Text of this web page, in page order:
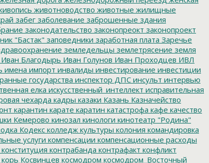
животноводство животные жилищные
забег заболевание заброшенные здания
законодательство законопреокт законопроект
"Бастак" заповедники заработная плата Заречье
земледельцы землетрясение земля
Иван Благодырь Иван Голунов Иван Проходцев ИВЛ
имена импорт инвалиды инвестирование инвестиции
государства инспектор ДПС инсульт интервью
елка искусственный_интеллект исправительная
чехарда кадры казаки Казань Казначейство
карантин карате каратин катастрофа кафе качество
Кемерово кинозал кинологи кинотеатр "Родина"
Кодекс колледж культуры колония командировка
услуги компенсации компенсационные расходы
конституция контрабанда контрафакт конфликт
корь Косвинцев космодром космодром_Восточный